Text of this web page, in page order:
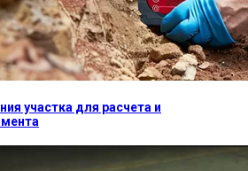
участка для расчета и